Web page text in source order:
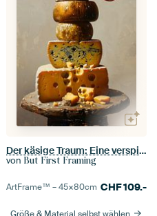
Der käsige Traum: Eine verspielte Geschmackssymphonie
von But First Framing
ArtFrame™ –45×80cm CHF109.-
Größe & Material selbst wählen